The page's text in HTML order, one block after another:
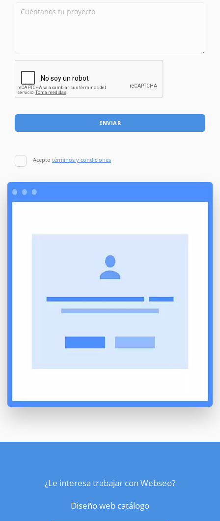
ENVIAR
Acepto términos y condiciones
¿Le interesa trabajar con Webseo?
Diseño web catálogo